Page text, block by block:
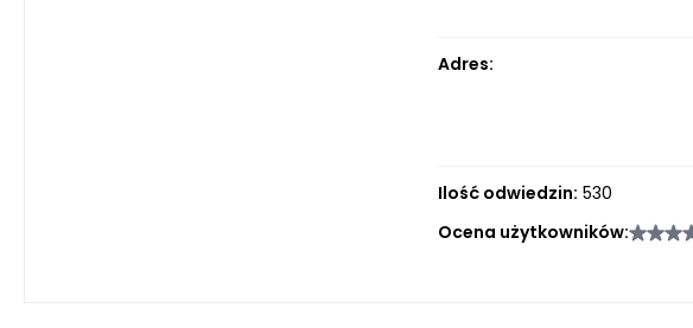
Adres:
Ilość odwiedzin: 530
Ocena użytkowników: